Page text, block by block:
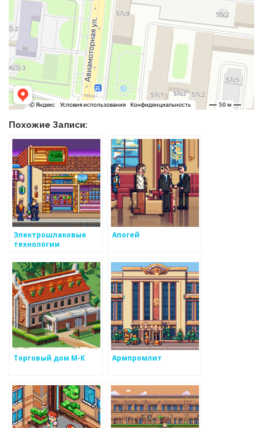
Похожие Записи:
Электрошлаковые
технологии
Апогей
Торговый дом М-К Армпромлит